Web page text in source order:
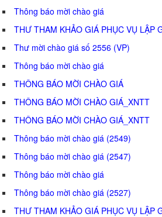
Thông báo mời chào giá
THƯ THAM KHẢO GIÁ PHỤC VỤ LẬP
Thư mời chào giá số 2556 (VP)
Thông báo mời chào giá
THÔNG BÁO MỜI CHÀO GIÁ
THÔNG BÁO MỜI CHÀO GIÁ_XNTT
THÔNG BÁO MỜI CHÀO GIÁ_XNTT
Thông báo mời chào giá (2549)
Thông báo mời chào giá (2547)
Thông báo mời chào giá
Thông báo mời chào giá (2527)
THƯ THAM KHẢO GIÁ PHỤC VỤ LẬP